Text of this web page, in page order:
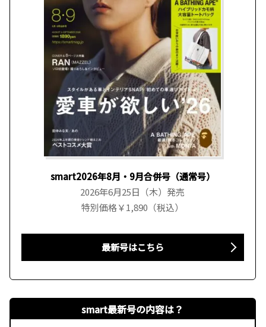
smart2026年8月・9月合併号（通常号）
2026年6月25日（木）発売
特別価格￥1,890（税込）
最新号はこちら
smart最新号の内容は？